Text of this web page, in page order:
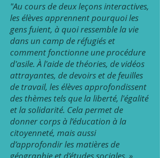
"Au cours de deux leçons interactives,
les élèves apprennent pourquoi les
gens fuient, à quoi ressemble la vie
dans un camp de réfugiés et
comment fonctionne une procédure
d'asile. À l'aide de théories, de vidéos
attrayantes, de devoirs et de feuilles
de travail, les élèves approfondissent
des thèmes tels que la liberté, l'égalité
et la solidarité. Cela permet de
donner corps à l’éducation à la
citoyenneté, mais aussi
d’approfondir les matières de